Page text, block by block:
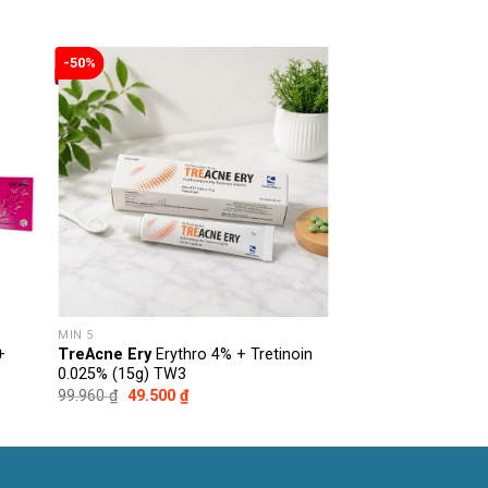
-50%
MIN 5
TreAcne EryErythro 4% + Tretinoin
0.025% (15g) TW3
99.960₫ Giá
49.500 ₫Giá
hiện